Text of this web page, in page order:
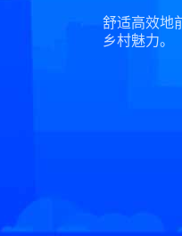
舒适高效地
乡村魅力。